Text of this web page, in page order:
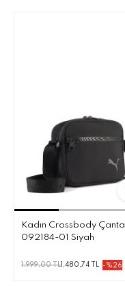
Kadın Crossbody Çanta
092184-01 Siyah
1.999,00 TL 1.480,74 TL -%26